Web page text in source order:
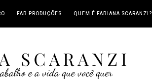
FAB PRODUÇÕES QUEM É FABIANA SCARANZI?